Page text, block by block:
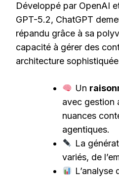
Développé par OpenAI
GPT-5.2, ChatGPT
répandu grâce à sa
capacité à gérer des
architecture
Un
avec gestion
nuances
agentiques.
La
variés, de
L’analyse